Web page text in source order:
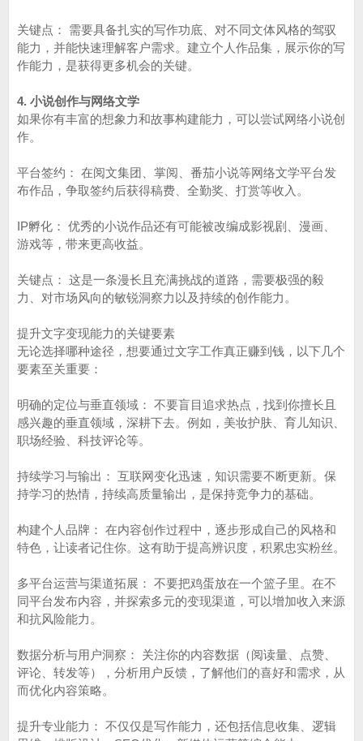
关键点： 需要具备扎实的写作功底、对不同文体风格的驾驭
能力，并能快速理解客户需求。建立个人作品集，展示你的写
作能力，是获得更多机会的关键。
4. 小说创作与网络文学
如果你有丰富的想象力和故事构建能力，可以尝试网络小说创
作。
平台签约： 在阅文集团、掌阅、番茄小说等网络文学平台发
布作品，争取签约后获得稿费、全勤奖、打赏等收入。
IP孵化： 优秀的小说作品还有可能被改编成影视剧、漫画、
游戏等，带来更高收益。
关键点： 这是一条漫长且充满挑战的道路，需要极强的毅
力、对市场风向的敏锐洞察力以及持续的创作能力。
提升文字变现能力的关键要素
无论选择哪种途径，想要通过文字工作真正赚到钱，以下几个
要素至关重要：
明确的定位与垂直领域： 不要盲目追求热点，找到你擅长且
感兴趣的垂直领域，深耕下去。例如，美妆护肤、育儿知识、
职场经验、科技评论等。
持续学习与输出： 互联网变化迅速，知识需要不断更新。保
持学习的热情，持续高质量输出，是保持竞争力的基础。
构建个人品牌： 在内容创作过程中，逐步形成自己的风格和
特色，让读者记住你。这有助于提高辨识度，积累忠实粉丝。
多平台运营与渠道拓展： 不要把鸡蛋放在一个篮子里。在不
同平台发布内容，并探索多元的变现渠道，可以增加收入来源
和抗风险能力。
数据分析与用户洞察： 关注你的内容数据（阅读量、点赞、
评论、转发等），分析用户反馈，了解他们的喜好和需求，从
而优化内容策略。
提升专业能力： 不仅仅是写作能力，还包括信息收集、逻辑